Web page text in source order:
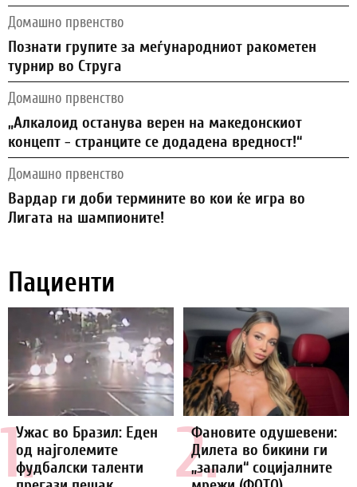
Домашно првенство
Познати групите за меѓународниот ракометен
турнир во Струга
Домашно првенство
„Алкалоид останува верен на македонскиот
концепт - странците се додадена вредност!“
Домашно првенство
Вардар ги доби термините во кои ќе игра во
Лигата на шампионите!
Пациенти
1.
Ужас во Бразил: Еден
од најголемите
фудбалски таленти
2.
Фановите одушевени:
Дилета во бикини ги
„запали“ социјалните